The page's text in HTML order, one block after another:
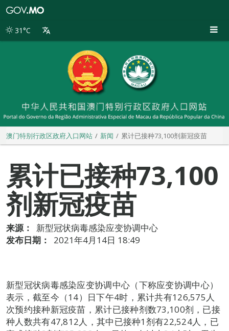
别
31°C
澳门特别行政区政府入口网站 新闻 累计已接种73,100剂新冠疫苗
累计已接种73,100
剂新冠疫苗
来源：
新型冠状病毒感染应变协调中心
发布日期：
2021年4月14日 18:49
新型冠状病毒感染应变协调中心（下称应变协调中心）
表示，截至今（14）日下午4时，累计共有126,575人
次预约接种新冠疫苗，累计已接种剂数73,100剂，已接
种人数共有47,812人，其中已接种1剂有22,524人，已